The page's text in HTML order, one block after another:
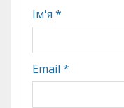
Ім'я *
Email *